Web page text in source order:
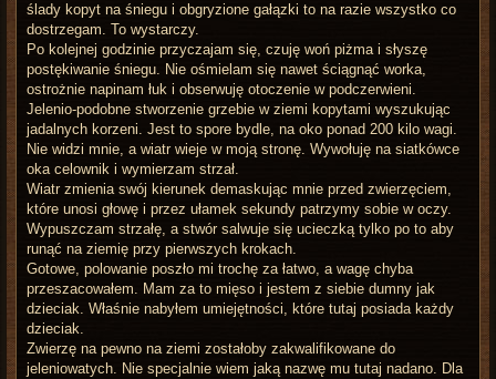
ślady kopyt na śniegu i obgryzione gałązki to na razie wszystko co
dostrzegam. To wystarczy.
Po kolejnej godzinie przyczajam się, czuję woń piżma i słyszę
postękiwanie śniegu. Nie ośmielam się nawet ściągnąć worka,
ostrożnie napinam łuk i obserwuję otoczenie w podczerwieni.
Jelenio-podobne stworzenie grzebie w ziemi kopytami wyszukując
jadalnych korzeni. Jest to spore bydle, na oko ponad 200 kilo wagi.
Nie widzi mnie, a wiatr wieje w moją stronę. Wywołuję na siatkówce
oka celownik i wymierzam strzał.
Wiatr zmienia swój kierunek demaskując mnie przed zwierzęciem,
które unosi głowę i przez ułamek sekundy patrzymy sobie w oczy.
Wypuszczam strzałę, a stwór salwuje się ucieczką tylko po to aby
runąć na ziemię przy pierwszych krokach.
Gotowe, polowanie poszło mi trochę za łatwo, a wagę chyba
przeszacowałem. Mam za to mięso i jestem z siebie dumny jak
dzieciak. Właśnie nabyłem umiejętności, które tutaj posiada każdy
dzieciak.
Zwierzę na pewno na ziemi zostałoby zakwalifikowane do
jeleniowatych. Nie specjalnie wiem jaką nazwę mu tutaj nadano. Dla